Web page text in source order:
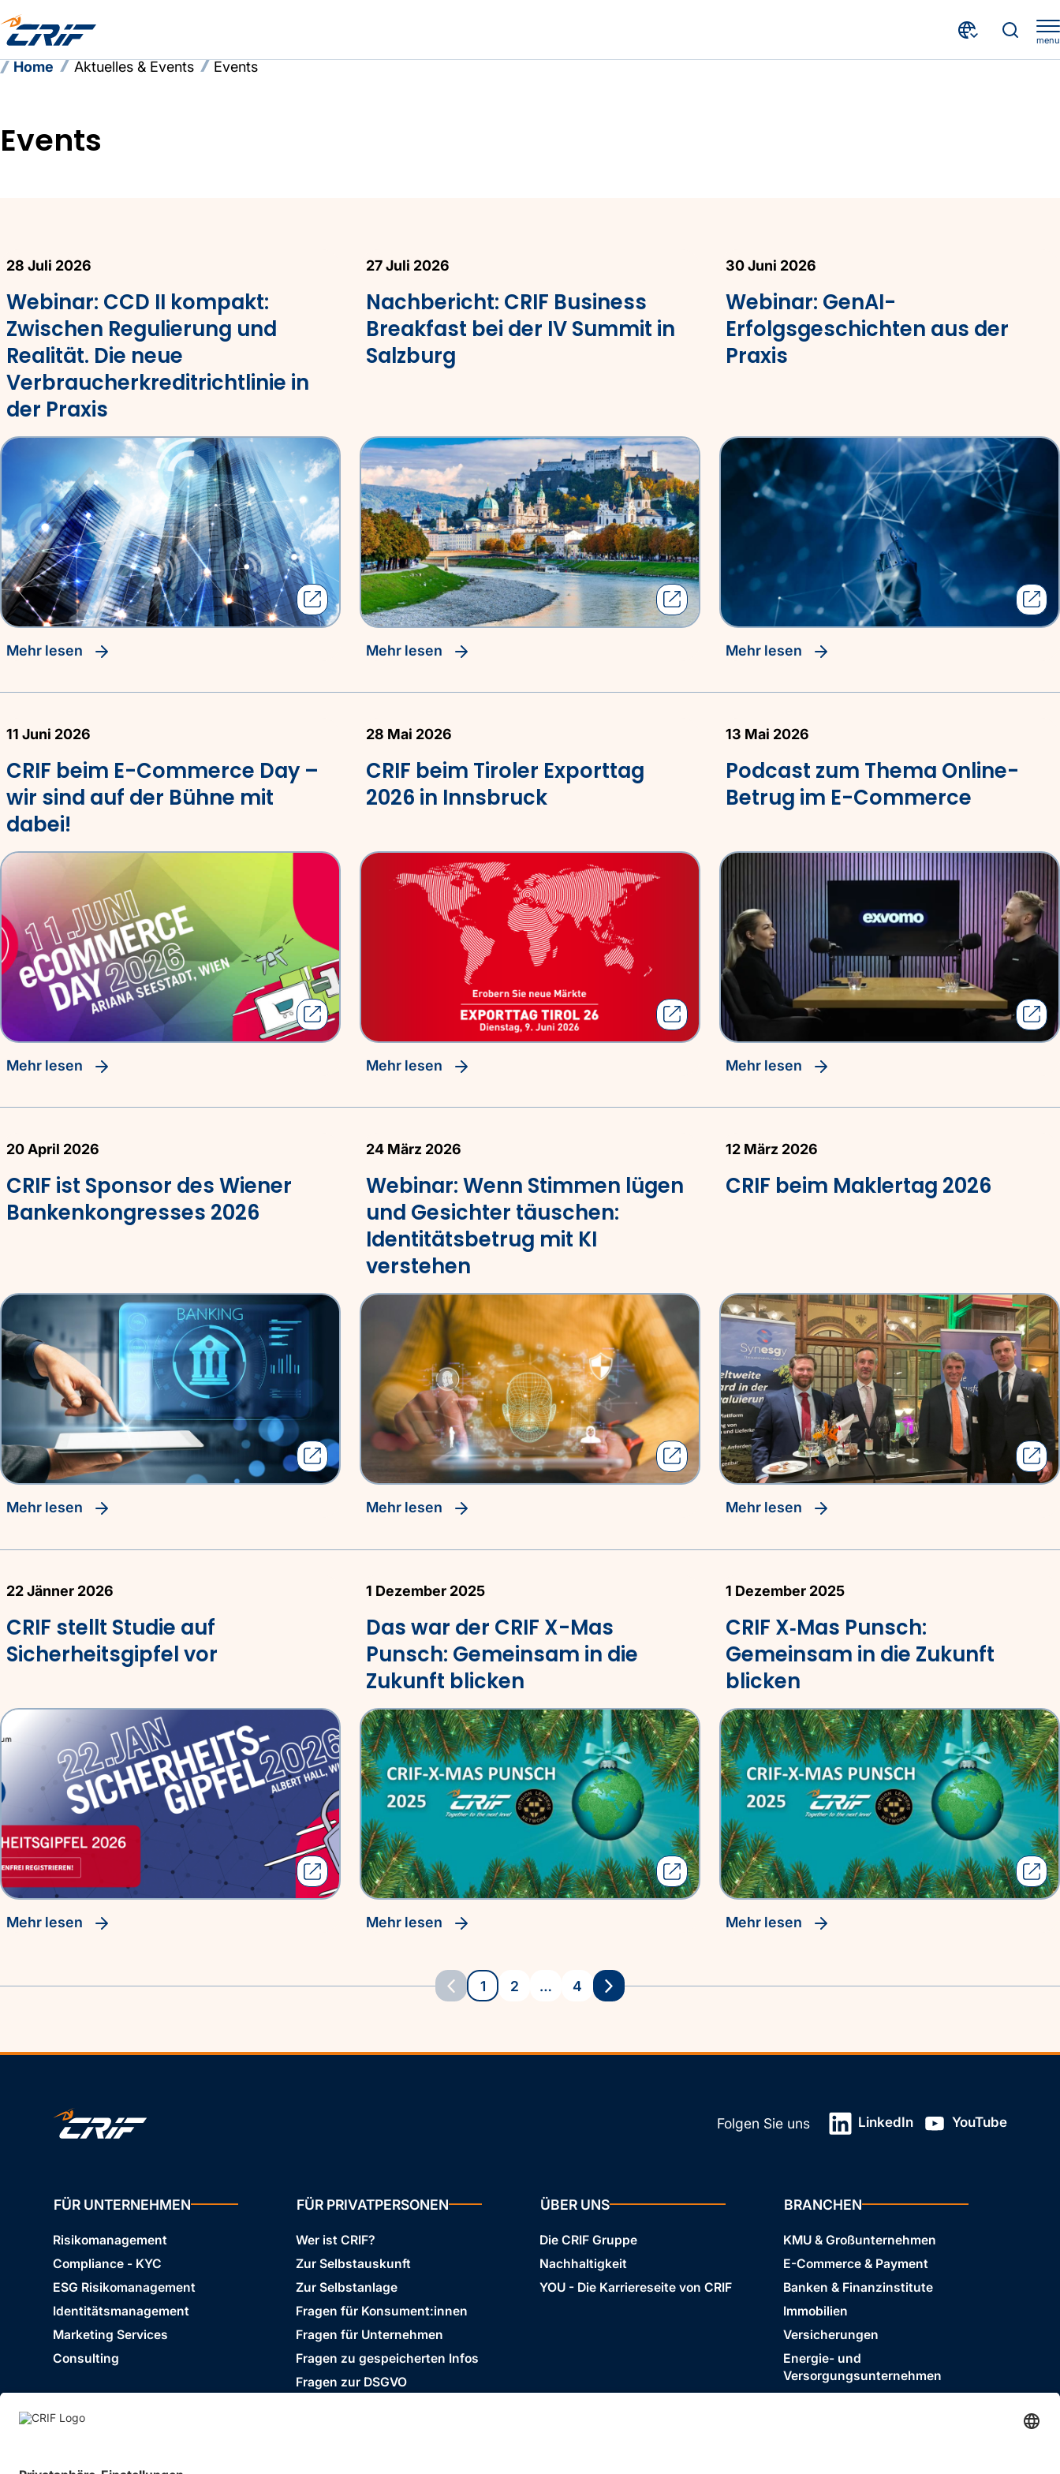
menu
Home Aktuelles & Events Events
Events
Events
28 Juli 2026
Webinar: CCD II kompakt:
Zwischen Regulierung und
Realität. Die neue
Verbraucherkreditrichtlinie in
der Praxis
Mehr lesen
27 Juli 2026
Nachbericht: CRIF Business
Breakfast bei der IV Summit in
Salzburg
Mehr lesen
30 Juni 2026
Webinar: GenAI-
Erfolgsgeschichten aus der
Praxis
Mehr lesen
11 Juni 2026
CRIF beim E-Commerce Day –
wir sind auf der Bühne mit
dabei!
Mehr lesen
28 Mai 2026
CRIF beim Tiroler Exporttag
2026 in Innsbruck
Mehr lesen
13 Mai 2026
Podcast zum Thema Online-
Betrug im E-Commerce
Mehr lesen
20 April 2026
CRIF ist Sponsor des Wiener
Bankenkongresses 2026
Mehr lesen
24 März 2026
Webinar: Wenn Stimmen lügen
und Gesichter täuschen:
Identitätsbetrug mit KI
verstehen
Mehr lesen
12 März 2026
CRIF beim Maklertag 2026
Mehr lesen
22 Jänner 2026
CRIF stellt Studie auf
Sicherheitsgipfel vor
Mehr lesen
1 Dezember 2025
Das war der CRIF X-Mas
Punsch: Gemeinsam in die
Zukunft blicken
Mehr lesen
1 Dezember 2025
CRIF X‑Mas Punsch:
Gemeinsam in die Zukunft
blicken
Mehr lesen
1 2 … 4
Folgen Sie uns LinkedIn YouTube
FÜR UNTERNEHMEN
Risikomanagement
Compliance - KYC
ESG Risikomanagement
Identitätsmanagement
Marketing Services
Consulting
FÜR PRIVATPERSONEN
Wer ist CRIF?
Zur Selbstauskunft
Zur Selbstanlage
Fragen für Konsument:innen
Fragen für Unternehmen
Fragen zu gespeicherten Infos
Fragen zur DSGVO
ÜBER UNS
Die CRIF Gruppe
Nachhaltigkeit
YOU - Die Karriereseite von CRIF
BRANCHEN
KMU & Großunternehmen
E-Commerce & Payment
Banken & Finanzinstitute
Immobilien
Versicherungen
Energie- und
Versorgungsunternehmen